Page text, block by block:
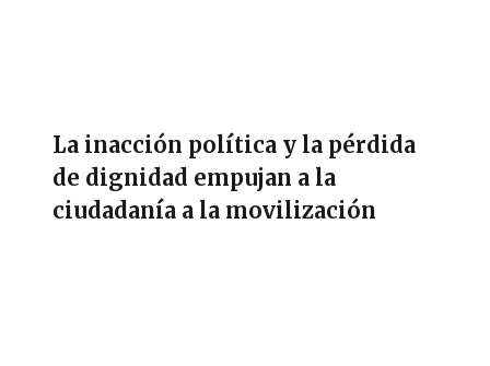
La inacción política y la pérdida
de dignidad empujan a la
ciudadanía a la movilización